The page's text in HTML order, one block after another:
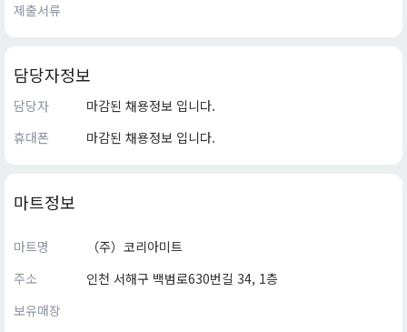
제출서류
담당자정보
담당자
마감된 채용정보 입니다.
휴대폰
마감된 채용정보 입니다.
마트정보
마트명
（주）코리아미트
주소
인천 서해구 백범로630번길 34, 1층
보유매장